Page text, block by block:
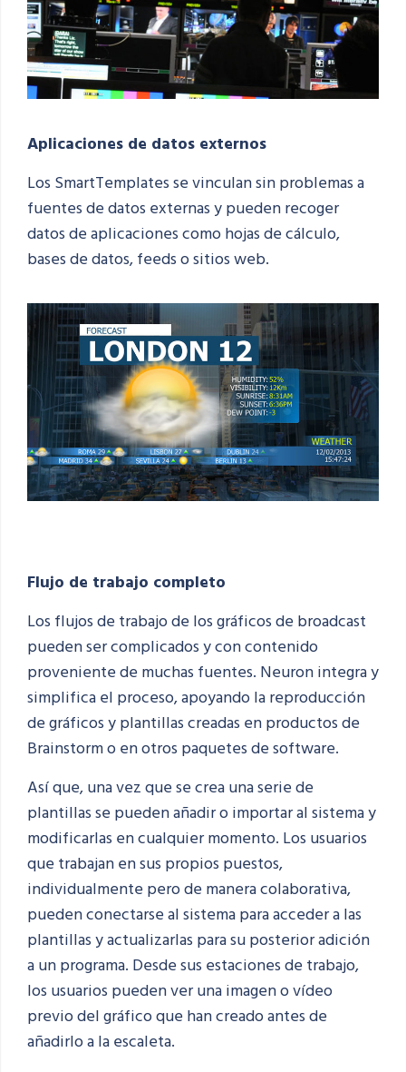
Aplicaciones de datos externos
Los SmartTemplatesse vinculan sin problemas a
fuentes de datos externas y pueden recoger
datos de aplicaciones como hojas de cálculo,
bases de datos, feeds o sitios web.
Flujo de trabajo completo
Los flujos de trabajo de los gráficos de broadcast
pueden ser complicados y con contenido
proveniente de muchas fuentes. Neuron integra y
simplifica el proceso, apoyando la reproducción
de gráficos y plantillas creadas en productos de
Brainstorm o en otros paquetes de software.
Así que, una vez que se crea una serie de
plantillas se pueden añadir o importaral sistema y
modificarlas en cualquier momento. Los usuarios
que trabajan en sus propios puestos,
individualmente pero de manera colaborativa,
pueden conectarse al sistema para acceder a las
plantillas y actualizarlas para su posterior adición
a un programa. Desde sus estaciones de trabajo,
los usuarios pueden ver una imagen o vídeo
previo del gráfico que han creado antes de
añadirlo a la escaleta.